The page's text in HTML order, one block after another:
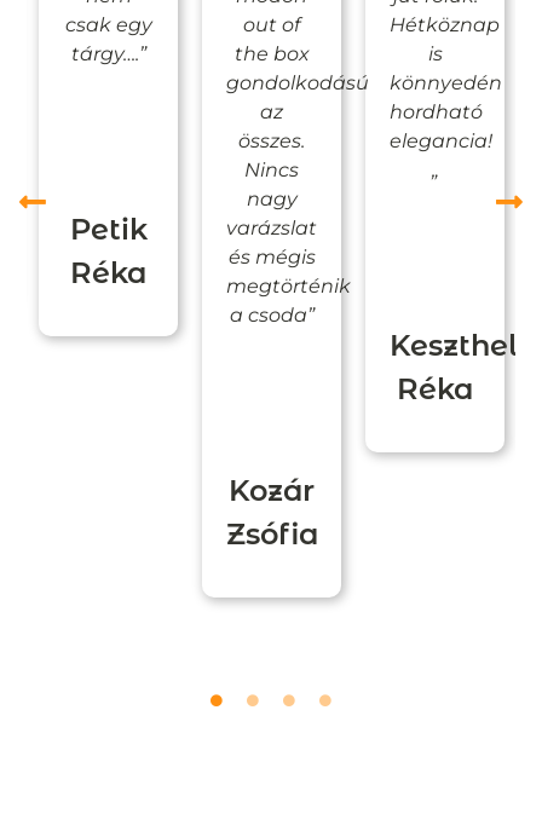
csak egy
tárgy….”
Petik
Réka
out of
the box
gondolkodású
az
összes.
Nincs
nagy
varázslat
és mégis
megtörténik
a csoda”
Kozár
Zsófia
Hétköznap
is
könnyedén
hordható
elegancia!
„
Réka